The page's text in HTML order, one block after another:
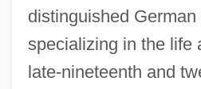
distinguished
specializing in the life
late-nineteenth and